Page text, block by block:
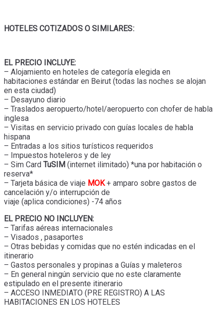
HOTELES COTIZADOS O SIMILARES:
EL PRECIO INCLUYE:
– Alojamiento en hoteles de categoría elegida en
habitaciones estándar en Beirut (todas las noches se alojan
en esta ciudad)
– Desayuno diario
– Traslados aeropuerto/hotel/aeropuerto con chofer de habla
inglesa
– Visitas en servicio privado con guías locales de habla
hispana
– Entradas a los sitios turísticos requeridos
– Impuestos hoteleros y de ley
– Sim Card TuSIM (internet ilimitado) *una por habitación o
reserva*
– Tarjeta básica de viaje MOK+ amparo sobre gastos de
cancelación y/o interrupción de
viaje (aplica condiciones) -74 años
EL PRECIO NO INCLUYEN:
– Tarifas aéreas internacionales
– Visados , pasaportes
– Otras bebidas y comidas que no estén indicadas en el
itinerario
– Gastos personales y propinas a Guías y maleteros
– En general ningún servicio que no este claramente
estipulado en el presente itinerario
– ACCESO INMEDIATO (PRE REGISTRO) A LAS
HABITACIONES EN LOS HOTELES